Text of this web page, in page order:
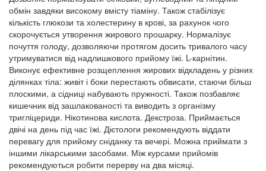
обмін завдяки високому вмісту тіаміну. Також стабілізує
кількість глюкози та холестерину в крові, за рахунок чого
скорочується утворення жирового прошарку. Нормалізує
почуття голоду, дозволяючи протягом досить тривалого часу
утримуватися від надлишкового прийому їжі. L-карнітин.
Виконує ефективне розщеплення жирових відкладень у різних
ділянках тіла: живіт і боки перестають обвисати, стаючи більш
плоскими, а сідниці набувають пружності. Також позбавляє
кишечник від зашлакованості та виводить з організму
тригліцериди. Нікотинова кислота. Декстроза. Приймається
двічі на день під час їжі. Дієтологи рекомендують віддати
перевагу для прийому сніданку та вечері. Можна приймати з
іншими лікарськими засобами. Між курсами прийомів
рекомендуються робити перерву на два місяці.